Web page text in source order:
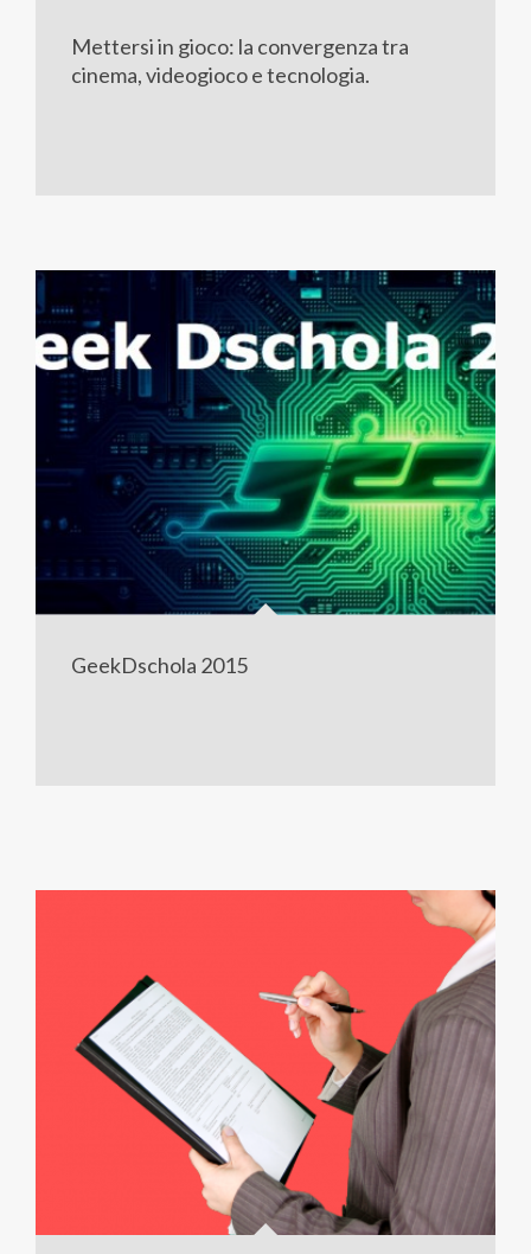
Mettersi in gioco: la convergenza tra
cinema, videogioco e tecnologia.
GeekDschola 2015